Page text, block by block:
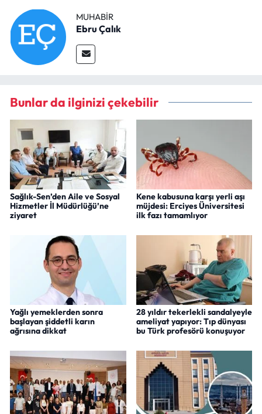
MUHABIR
Ebru Çalık
Bunlar da ilginizi çekebilir
Sağlık-Sen’den Aile ve Sosyal
Hizmetler İl Müdürlüğü’ne
ziyaret
Kene kabusuna karşı yerli aşı
müjdesi: Erciyes Üniversitesi
ilk fazı tamamlıyor
Yağlı yemeklerden sonra
başlayan şiddetli karın
ağrısına dikkat
28 yıldır tekerlekli sandalyeyle
ameliyat yapıyor: Tıp dünyası
bu Türk profesörü konuşuyor